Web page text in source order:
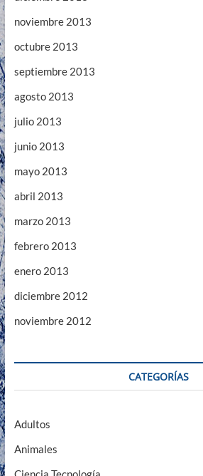
noviembre 2013
octubre 2013
septiembre 2013
agosto 2013
julio 2013
junio 2013
mayo 2013
abril 2013
marzo 2013
febrero 2013
enero 2013
diciembre 2012
noviembre 2012
CATEGORÍAS
Adultos
Animales